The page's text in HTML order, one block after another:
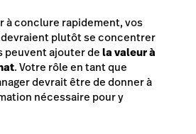
à conclure rapidement, vos
plutôt se concentrer
peuvent ajouter dela valeur à
. Votre rôle en tant que
devrait être de donner à
nécessaire pour y